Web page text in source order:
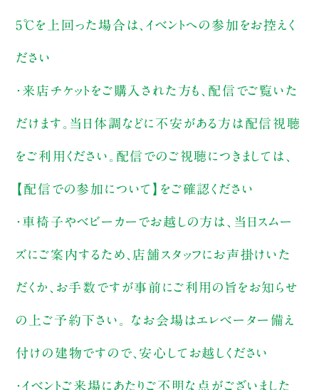
5℃を上回った場合は、イベントへの参加をお控えく
ださい
・来店チケットをご購入された方も、配信でご覧いた
だけます。当日体調などに不安がある方は配信視聴
をご利用ください。配信でのご視聴につきましては、
【配信での参加について】をご確認ください
・車椅子やベビーカーでお越しの方は、当日スムー
ズにご案内するため、店舗スタッフにお声掛けいた
だくか、お手数ですが事前にご利用の旨をお知らせ
の上ご予約下さい。 なお会場はエレベーター備え
付けの建物ですので、安心してお越しください
・イベントご来場にあたりご不明な点がございました